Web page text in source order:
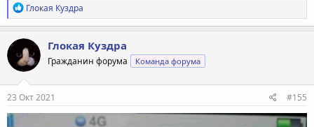
Р
е
а
к
ц
и
и
:
Глокая Куздра
Глокая Куздра
Гражданин форума Команда форума
23 Окт 2021 #155